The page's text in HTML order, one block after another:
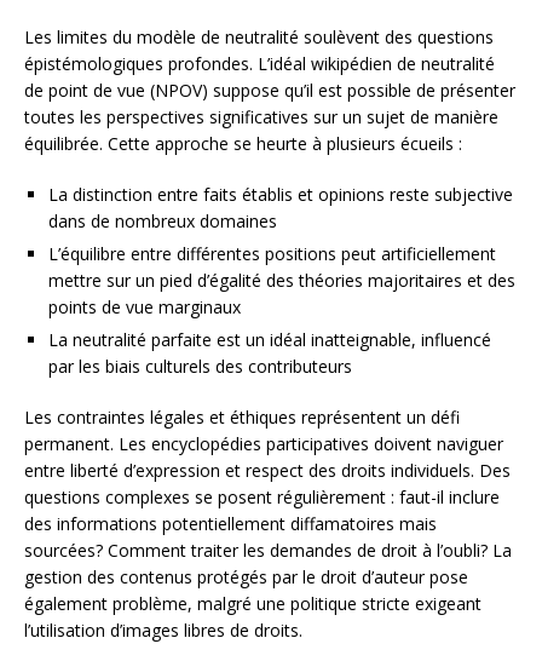
Les limites du modèle de neutralité soulèvent des questions
épistémologiques profondes. L’idéal wikipédien de neutralité
de point de vue (NPOV) suppose qu’il est possible de présenter
toutes les perspectives significatives sur un sujet de manière
équilibrée. Cette approche se heurte à plusieurs écueils :
La distinction entre faits établis et opinions reste subjective
dans de nombreux domaines
L’équilibre entre différentes positions peut artificiellement
mettre sur un pied d’égalité des théories majoritaires et des
points de vue marginaux
La neutralité parfaite est un idéal inatteignable, influencé
par les biais culturels des contributeurs
Les contraintes légales et éthiques représentent un défi
permanent. Les encyclopédies participatives doivent naviguer
entre liberté d’expression et respect des droits individuels. Des
questions complexes se posent régulièrement : faut-il inclure
des informations potentiellement diffamatoires mais
sourcées? Comment traiter les demandes de droit à l’oubli? La
gestion des contenus protégés par le droit d’auteur pose
également problème, malgré une politique stricte exigeant
l’utilisation d’images libres de droits.